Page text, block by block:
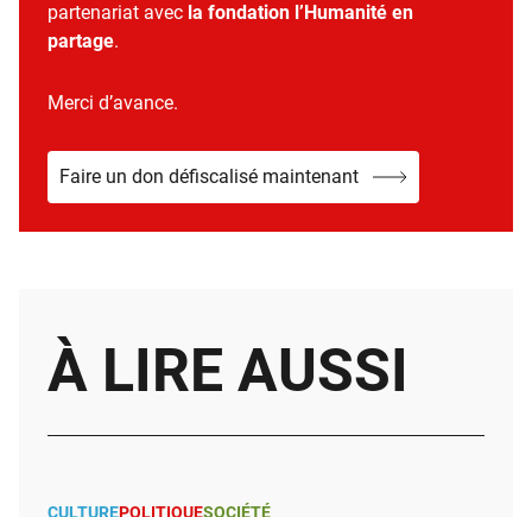
partenariat avec la fondation l’Humanité en
partage.
Merci d’avance.
Faire un don défiscalisé maintenant
À LIRE AUSSI
CULTUREPOLITIQUESOCIÉTÉ